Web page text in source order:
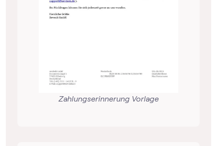
Zahlungserinnerung Vorlage